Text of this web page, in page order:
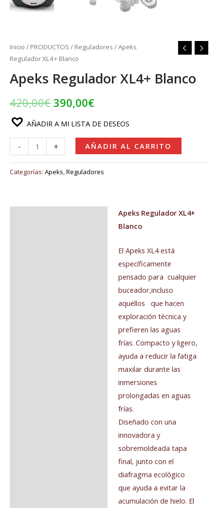
Inicio / PRODUCTOS / Reguladores / Apeks
Regulador XL4+ Blanco
Apeks Regulador XL4+ Blanco
420,00€ 390,00€
AÑADIR A MI LISTA DE DESEOS
- + AÑADIR AL CARRITO
Categorías: Apeks,Reguladores
Apeks Regulador XL4+
Blanco
El Apeks XL4 está
específicamente
pensado para cualquier
buceador,incluso
aquellos que hacen
exploración técnica y
prefieren las aguas
frías. Compacto y ligero,
ayuda a reducir la fatiga
maxilar durante las
inmersiones
prolongadas en aguas
frías.
Diseñado con una
innovadora y
sobremoldeada tapa
final, junto con el
diafragma ecológico
que ayuda a evitar la
acumulación de hielo. El